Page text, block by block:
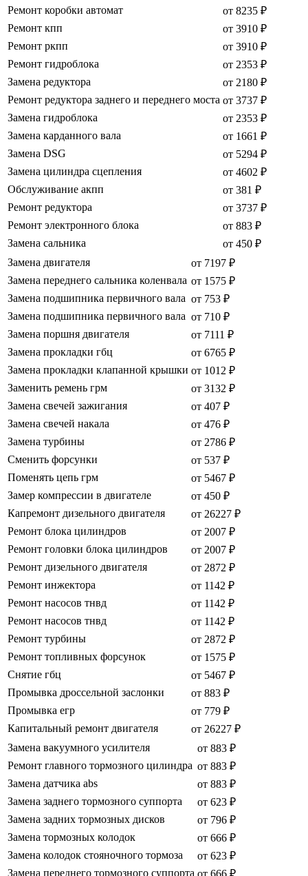
Ремонт коробки автомат
от 8235 ₽
Ремонт кпп
от 3910 ₽
Ремонт ркпп
от 3910 ₽
Ремонт гидроблока
от 2353 ₽
Замена редуктора
от 2180 ₽
Ремонт редуктора заднего и переднего моста от 3737 ₽
Замена гидроблока
от 2353 ₽
Замена карданного вала
от 1661 ₽
Замена DSG
от 5294 ₽
Замена цилиндра сцепления
от 4602 ₽
Обслуживание акпп
от 381 ₽
Ремонт редуктора
от 3737 ₽
Ремонт электронного блока
от 883 ₽
Замена сальника
от 450 ₽
Замена двигателя
от 7197 ₽
Замена переднего сальника коленвала от 1575 ₽
Замена подшипника первичного вала от 753 ₽
Замена подшипника первичного вала от 710 ₽
Замена поршня двигателя
от 7111 ₽
Замена прокладки гбц
от 6765 ₽
Замена прокладки клапанной крышки от 1012 ₽
Заменить ремень грм
от 3132 ₽
Замена свечей зажигания
от 407 ₽
Замена свечей накала
от 476 ₽
Замена турбины
от 2786 ₽
Сменить форсунки
от 537 ₽
Поменять цепь грм
от 5467 ₽
Замер компрессии в двигателе
от 450 ₽
Капремонт дизельного двигателя
от 26227 ₽
Ремонт блока цилиндров
от 2007 ₽
Ремонт головки блока цилиндров
от 2007 ₽
Ремонт дизельного двигателя
от 2872 ₽
Ремонт инжектора
от 1142 ₽
Ремонт насосов тнвд
от 1142 ₽
Ремонт насосов тнвд
от 1142 ₽
Ремонт турбины
от 2872 ₽
Ремонт топливных форсунок
от 1575 ₽
Снятие гбц
от 5467 ₽
Промывка дроссельной заслонки
от 883 ₽
Промывка егр
от 779 ₽
Капитальный ремонт двигателя
от 26227 ₽
Замена вакуумного усилителя
от 883 ₽
Ремонт главного тормозного цилиндра от 883 ₽
Замена датчика abs
от 883 ₽
Замена заднего тормозного суппорта
от 623 ₽
Замена задних тормозных дисков
от 796 ₽
Замена тормозных колодок
от 666 ₽
Замена колодок стояночного тормоза
от 623 ₽
Замена переднего тормозного суппорта